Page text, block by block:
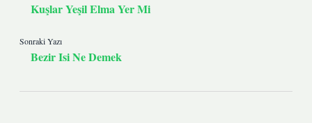
Kuşlar Yeşil Elma Yer Mi
Sonraki Yazı
Bezir Isi Ne Demek